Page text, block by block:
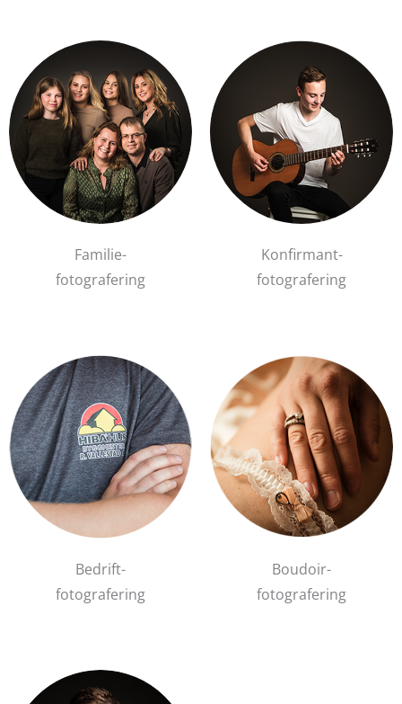
Familie-
fotografering
Konfirmant-
fotografering
Bedrift-
fotografering
Boudoir-
fotografering